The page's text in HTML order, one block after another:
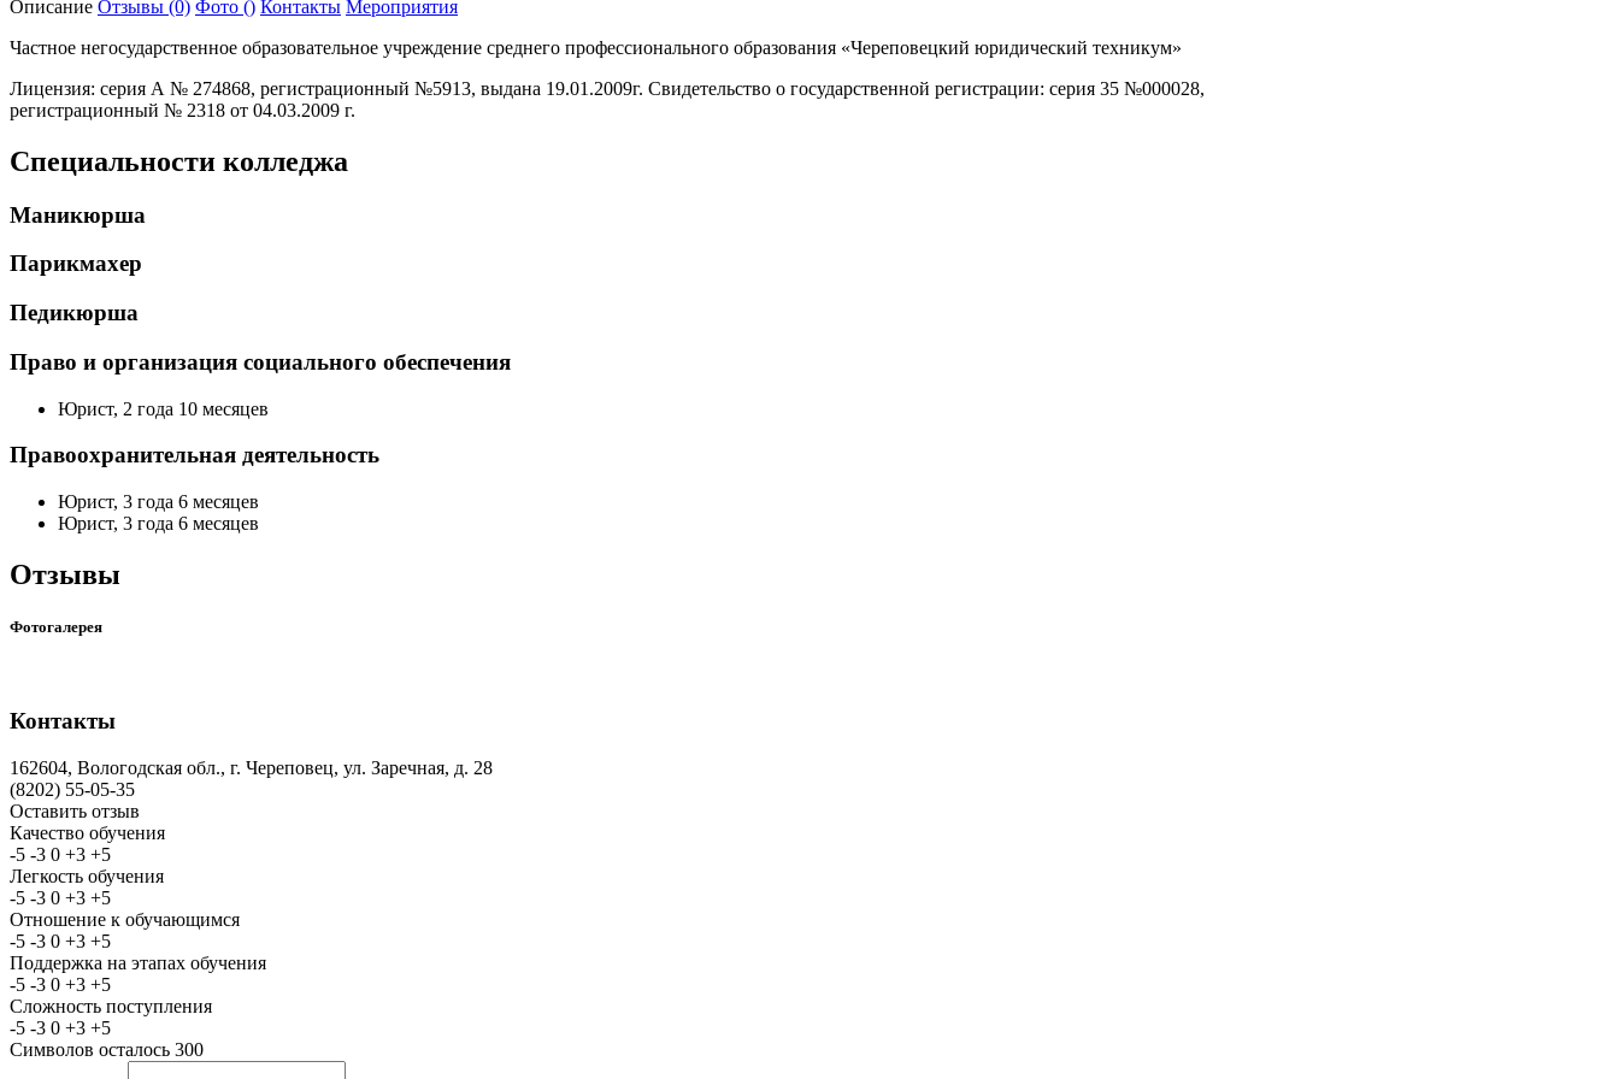
Описание Отзывы (0) Фото () Контакты Мероприятия
Частное негосударственное образовательное учреждение среднего профессионального образования «Череповецкий юридический техникум»
Лицензия: серия А № 274868, регистрационный №5913, выдана 19.01.2009г. Свидетельство о государственной регистрации: серия 35 №000028,
регистра­ционный № 2318 от 04.03.2009 г.
Специальности колледжа
Маникюрша
Парикмахер
Педикюрша
Право и организация социального обеспечения
Юрист, 2 года 10 месяцев
Правоохранительная деятельность
Юрист, 3 года 6 месяцев
Юрист, 3 года 6 месяцев
Отзывы
Фотогалерея
Контакты
162604, Вологодская обл., г. Череповец, ул. Заречная, д. 28
(8202) 55-05-35
Оставить отзыв
Качество обучения
-5 -3 0 +3 +5
Легкость обучения
-5 -3 0 +3 +5
Отношение к обучающимся
-5 -3 0 +3 +5
Поддержка на этапах обучения
-5 -3 0 +3 +5
Сложность поступления
-5 -3 0 +3 +5
Символов осталось 300